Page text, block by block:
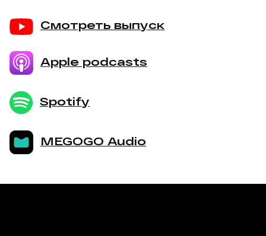
Смотреть выпуск
Apple podcasts
Spotify
MEGOGO Audio